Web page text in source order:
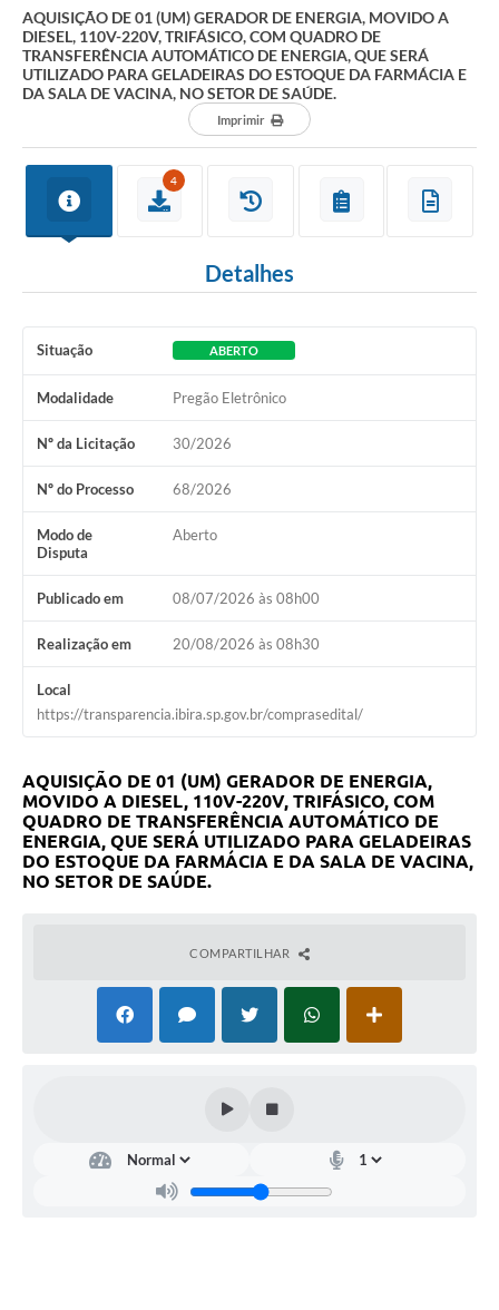
AQUISIÇÃO DE 01 (UM) GERADOR DE ENERGIA, MOVIDO A
DIESEL, 110V-220V, TRIFÁSICO, COM QUADRO DE
TRANSFERÊNCIA AUTOMÁTICO DE ENERGIA, QUE SERÁ
UTILIZADO PARA GELADEIRAS DO ESTOQUE DA FARMÁCIA E
DA SALA DE VACINA, NO SETOR DE SAÚDE.
Imprimir
4
Detalhes
Situação ABERTO
Modalidade Pregão Eletrônico
Nº da Licitação 30/2026
Nº do Processo 68/2026
Modo de
Disputa
Aberto
Publicado em 08/07/2026 às 08h00
Realização em 20/08/2026 às 08h30
Local
https://transparencia.ibira.sp.gov.br/comprasedital/
AQUISIÇÃO DE 01 (UM) GERADOR DE ENERGIA,
MOVIDO A DIESEL, 110V-220V, TRIFÁSICO, COM
QUADRO DE TRANSFERÊNCIA AUTOMÁTICO DE
ENERGIA, QUE SERÁ UTILIZADO PARA GELADEIRAS
DO ESTOQUE DA FARMÁCIA E DA SALA DE VACINA,
NO SETOR DE SAÚDE.
COMPARTILHAR